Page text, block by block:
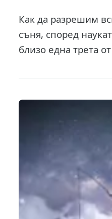
Как да разрешим
съня, според
близо една трета